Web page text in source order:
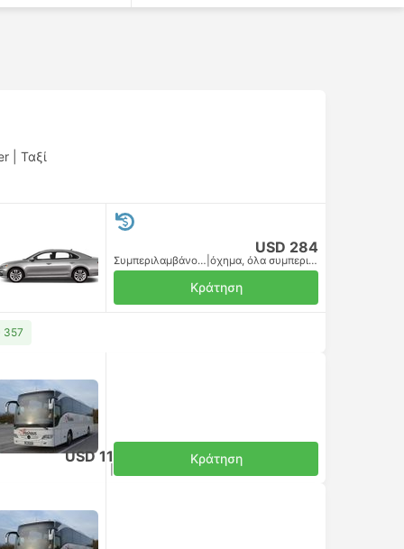
Ταξί
USD 284
Συμπεριλαμβάνονται οι φόροι | όχημα, όλα συμπεριλαμβανομένου
Κράτηση
357
USD 11
Συμπεριλαμβάνονται οι φόροι
Κράτηση